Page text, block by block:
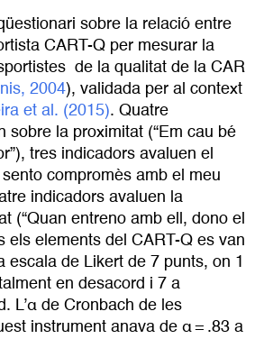
sobre la relació entre
CART-Q per mesurar la
de la qualitat de la CAR
2004), validada per al context
et al. (2015). Quatre
sobre la proximitat (“Em cau bé
tres indicadors avaluen el
compromès amb el meu
indicadors avaluen la
(“Quan entreno amb ell, dono el
els elements del CART-Q es van
escala de Likert de 7 punts, on 1
en desacord i 7 a
L’α de Cronbach de les
instrument anava de α = .83 a